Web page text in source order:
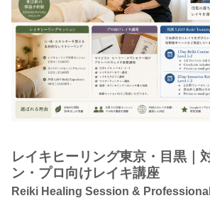
レイキヒーリング東京・目黒｜
ン・プロ向けレイキ講座
Reiki Healing Session &